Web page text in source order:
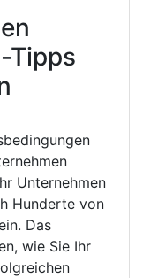
Tipps
Unternehmen
Hunderte von
Das
wie Sie Ihr